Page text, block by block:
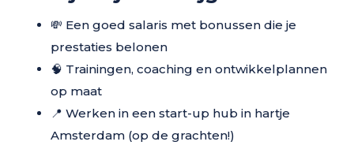
💸 Een goed salaris met bonussen die je
prestaties belonen
🧠 Trainingen, coaching en ontwikkelplannen
op maat
📍 Werken in een start-up hub in hartje
Amsterdam (op de grachten!)